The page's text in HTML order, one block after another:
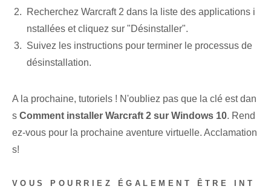
Recherchez Warcraft 2 dans la liste des applications i
nstallées et cliquez sur "Désinstaller".
Suivez les instructions pour terminer le processus de
désinstallation.
A la prochaine, tutoriels ! N'oubliez pas que la clé est dan
s Comment installer Warcraft 2 sur Windows 10. Rend
ez-vous pour la prochaine aventure virtuelle. Acclamation
s!
VOUS POURRIEZ ÉGALEMENT ÊTRE INT